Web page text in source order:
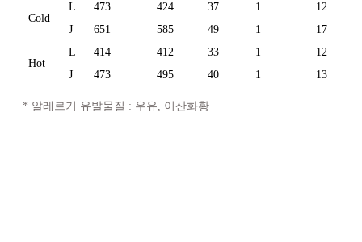
Cold
L 473 424 37 1
12
J
651 585 49 1 17
Hot
L 414 412 33 1
12
J
473 495 40 1 13
* 알레르기 유발물질 : 우유, 이산화황